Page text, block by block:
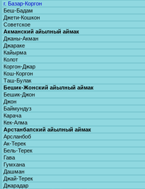
г. Базар-Коргон
Беш-Бадам
Джети-Кошкон
Советское
Акманский айылный аймак
Джаны-Акман
Джараке
Кайырма
Колот
Коргон-Джар
Кош-Коргон
Таш-Булак
Бешик-Жонский айылный аймак
Бешик-Джон
Джон
Баймундуз
Карача
Кек-Алма
Арстанбапский айылный аймак
Арсланбоб
Ак-Терек
Бель-Терек
Гава
Гумхана
Дашман
Джай-Терек
Джарадар